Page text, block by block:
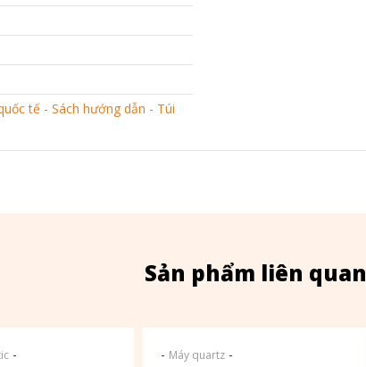
tế - Sách hướng dẫn - Túi
Sản phẩm liên quan
- - Máy quartz-